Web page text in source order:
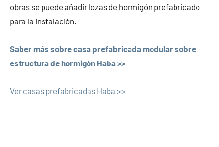
obras se puede añadir lozas de hormigón prefabricado
para la instalación.
Saber más sobre casa prefabricada modular sobre
estructura de hormigón Haba >>
Ver casas prefabricadas Haba >>